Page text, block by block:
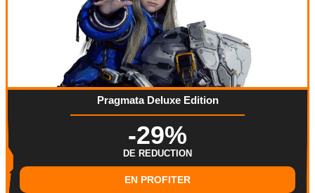
Pragmata Deluxe Edition
-29%
DE REDUCTION
EN PROFITER